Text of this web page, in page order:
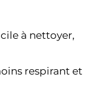
à nettoyer,
respirant et